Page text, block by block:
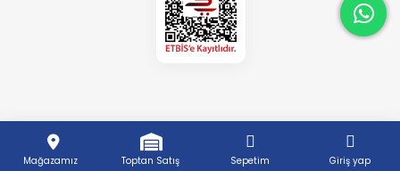
Mağazamız Toptan Satış Sepetim Giriş yap